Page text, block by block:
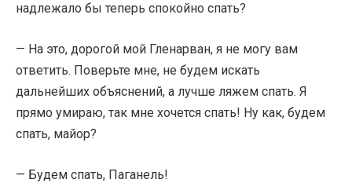
надлежало бы теперь спокойно спать?
— На это, дорогой мой Гленарван, я не могу вам
ответить. Поверьте мне, не будем искать
дальнейших объяснений, а лучше ляжем спать. Я
прямо умираю, так мне хочется спать! Ну как, будем
спать, майор?
— Будем спать, Паганель!